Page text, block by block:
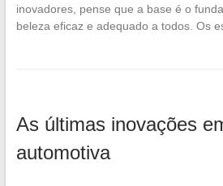
inovadores, pense que a base é o
beleza eficaz e adequado a todos. Os
As últimas inovações
automotiva